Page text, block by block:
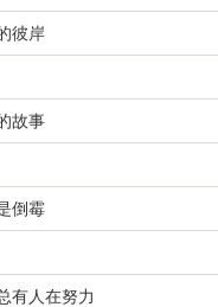
彼岸
故事
倒霉
有人在努力